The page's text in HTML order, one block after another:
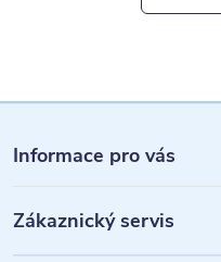
á
p
a
Informace pro vás
Zákaznický servis